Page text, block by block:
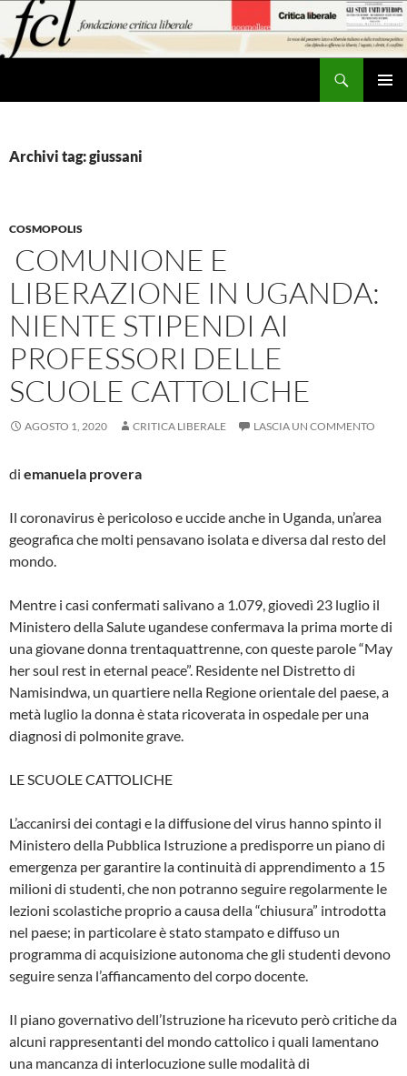
contenuto
Archivi tag: giussani
COSMOPOLIS
COMUNIONE E
LIBERAZIONE IN UGANDA:
NIENTE STIPENDI AI
PROFESSORI DELLE
SCUOLE CATTOLICHE
AGOSTO 1, 2020 CRITICA LIBERALE LASCIA UN COMMENTO
di emanuela provera
Il coronavirus è pericoloso e uccide anche in Uganda, un’area
geografica che molti pensavano isolata e diversa dal resto del
mondo.
Mentre i casi confermati salivano a 1.079, giovedì 23 luglio il
Ministero della Salute ugandese confermava la prima morte di
una giovane donna trentaquattrenne, con queste parole “May
her soul rest in eternal peace”. Residente nel Distretto di
Namisindwa, un quartiere nella Regione orientale del paese, a
metà luglio la donna è stata ricoverata in ospedale per una
diagnosi di polmonite grave.
LE SCUOLE CATTOLICHE
L’accanirsi dei contagi e la diffusione del virus hanno spinto il
Ministero della Pubblica Istruzione a predisporre un piano di
emergenza per garantire la continuità di apprendimento a 15
milioni di studenti, che non potranno seguire regolarmente le
lezioni scolastiche proprio a causa della “chiusura” introdotta
nel paese; in particolare è stato stampato e diffuso un
programma di acquisizione autonoma che gli studenti devono
seguire senza l’affiancamento del corpo docente.
Il piano governativo dell’Istruzione ha ricevuto però critiche da
alcuni rappresentanti del mondo cattolico i quali lamentano
una mancanza di interlocuzione sulle modalità di